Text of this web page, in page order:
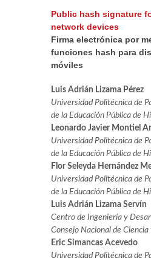
Public hash signature
network devices
Firma electrónica por
funciones hash para
móviles
Luis Adrián Lizama Pérez
Universidad Politécnica de
de la Educación Pública de
Leonardo Javier Montiel
Universidad Politécnica de
de la Educación Pública de
Flor Seleyda Hernández
Universidad Politécnica de
de la Educación Pública de
Luis Adrián Lizama Servín
Centro de Ingeniería y
Consejo Nacional de Ciencia
Eric Simancas Acevedo
Universidad Politécnica de